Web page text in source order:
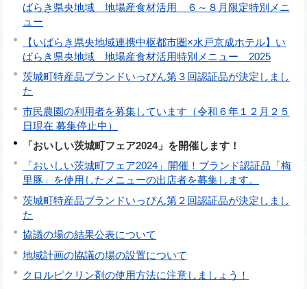
ばらき県央地域 地場産食材活用 ６～８月限定特別メニ
ュー
【いばらき県央地域連携中枢都市圏×水戸京成ホテル】い
ばらき県央地域 地場産食材活用特別メニュー 2025
茨城町特産品ブランドいっぴん第３回認証品が決定しまし
た
市民農園の利用者を募集しています（令和６年１２月２５
日現在 募集停止中）
「おいしい茨城町フェア2024」を開催します！
「おいしい茨城町フェア2024」開催！ブランド認証品「梅
里豚」を使用したメニューの出店者を募集します。
茨城町特産品ブランドいっぴん第２回認証品が決定しまし
た
協議の場の結果公表について
地域計画の協議の場の設置について
クロルピクリン剤の使用方法に注意しましょう！